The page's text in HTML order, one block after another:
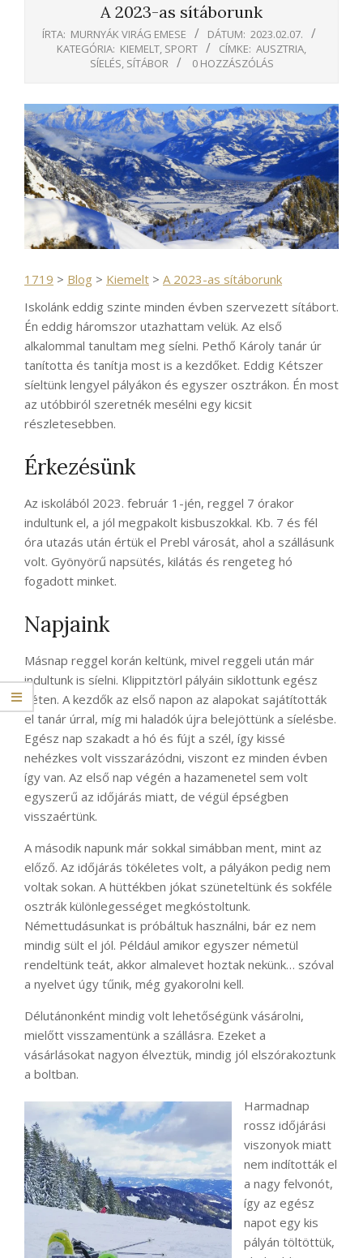
A 2023-as sítáborunk
ÍRTA: MURNYÁK VIRÁG EMESE DÁTUM: 2023.02.07.
KATEGÓRIA: KIEMELT, SPORT CÍMKE: AUSZTRIA,
SÍELÉS, SÍTÁBOR 0 HOZZÁSZÓLÁS
1719 > Blog > Kiemelt > A 2023-as sítáborunk
Iskolánk eddig szinte minden évben szervezett sítábort.
Én eddig háromszor utazhattam velük. Az első
alkalommal tanultam meg síelni. Pethő Károly tanár úr
tanította és tanítja most is a kezdőket. Eddig Kétszer
síeltünk lengyel pályákon és egyszer osztrákon. Én most
az utóbbiról szeretnék mesélni egy kicsit
részletesebben.
Érkezésünk
Az iskolából 2023. február 1-jén, reggel 7 órakor
indultunk el, a jól megpakolt kisbuszokkal. Kb. 7 és fél
óra utazás után értük el Prebl városát, ahol a szállásunk
volt. Gyönyörű napsütés, kilátás és rengeteg hó
fogadott minket.
Napjaink
Másnap reggel korán keltünk, mivel reggeli után már
indultunk is síelni. Klippitztörl pályáin siklottunk egész
héten. A kezdők az első napon az alapokat sajátították
el tanár úrral, míg mi haladók újra belejöttünk a síelésbe.
Egész nap szakadt a hó és fújt a szél, így kissé
nehézkes volt visszarázódni, viszont ez minden évben
így van. Az első nap végén a hazamenetel sem volt
egyszerű az időjárás miatt, de végül épségben
visszaértünk.
A második napunk már sokkal simábban ment, mint az
előző. Az időjárás tökéletes volt, a pályákon pedig nem
voltak sokan. A hüttékben jókat szüneteltünk és sokféle
osztrák különlegességet megkóstoltunk.
Némettudásunkat is próbáltuk használni, bár ez nem
mindig sült el jól. Például amikor egyszer németül
rendeltünk teát, akkor almalevet hoztak nekünk… szóval
a nyelvet úgy tűnik, még gyakorolni kell.
Délutánonként mindig volt lehetőségünk vásárolni,
mielőtt visszamentünk a szállásra. Ezeket a
vásárlásokat nagyon élveztük, mindig jól elszórakoztunk
a boltban.
Harmadnap
rossz időjárási
viszonyok miatt
nem indították el
a nagy felvonót,
így az egész
napot egy kis
pályán töltöttük,